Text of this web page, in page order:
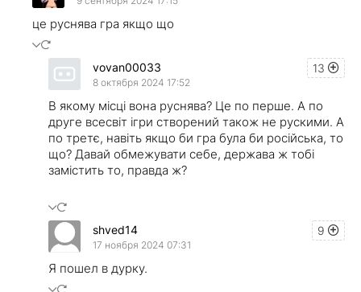
це руснява гра якщо що
13
vovan00033
8 октября 2024 17:52
В якому місці вона руснява? Це по перше. А по
друге всесвіт ігри створений також не рускими. А
по третє, навіть якщо би гра була би російська, то
що? Давай обмежувати себе, держава ж тобі
замістить то, правда ж?
9
shved14
17 ноября 2024 07:31
Я пошел в дурку.